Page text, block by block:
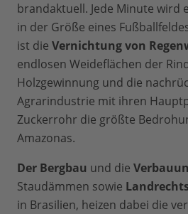
brandaktuell. Jede Minute wird
in der Größe eines
ist die Vernichtung von
endlosen Weideflächen der
Holzgewinnung und die
Agrarindustrie mit ihren
Zuckerrohr die größte
Amazonas.
Der Bergbau und die
Staudämmen sowie
in Brasilien, heizen dabei die